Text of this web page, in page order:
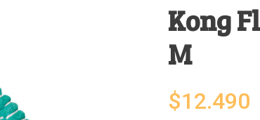
Kong
M
$12.490